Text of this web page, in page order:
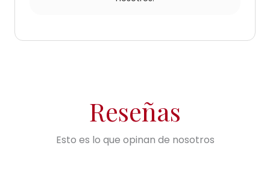
Reseñas
Esto es lo que opinan de nosotros